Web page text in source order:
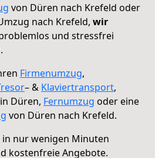
von Düren nach Krefeld oder
nach Krefeld, wir
und stressfrei
Firmenumzug,
– & Klaviertransport,
in Düren, Fernumzug oder eine
von Düren nach Krefeld.
in nur wenigen Minuten
kostenfreie Angebote.